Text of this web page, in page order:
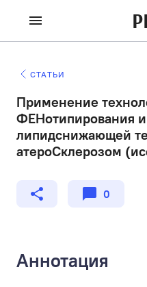
СТАТЬИ
Применение
ФЕНотипирования
липидснижающей
атероСклерозом
0
Аннотация